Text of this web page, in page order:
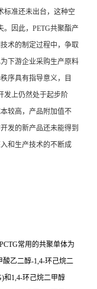
准还未出台，这种空
。因此，PETG共聚酯产
术的制定过程中，争取
下游企业采购生产原料
序具有指导意义，目
发上仍然处于起步阶
较高，产品附加值不
发的新产品还未能得到
和生产技术的不断成
常用的共聚单体为
乙二醇-1,4-环己烷二
和1,4-环己烷二甲醇